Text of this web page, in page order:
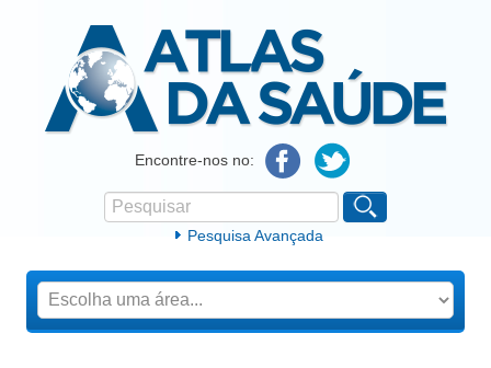
Atlas da SaúdeEncontre-nos no:
Formulário de procura
Pesquisar
Pesquisa Avançada